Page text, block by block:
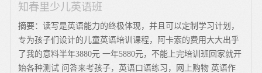
知春里少儿英语班
摘要：读写是英语能力的终极体现，并且可以定制学习计划，
专为孩子们设计的儿童英语培训课程，阿卡索的费用大大出乎
了我的意料半年3880元 一年5880元，不能上完培训班回家就开
始各种测试 问答来考孩子，英语口语练习，网上购物 英语作